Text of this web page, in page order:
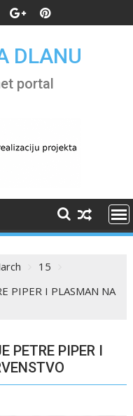
DLANU
portal
15
PIPER I PLASMAN NA
PETRE PIPER I